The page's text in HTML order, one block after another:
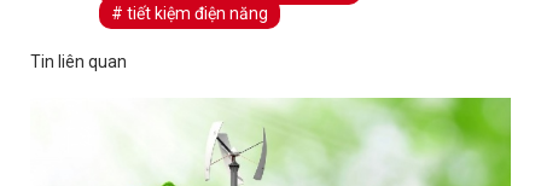
# tiết kiệm điện năng
Tin liên quan